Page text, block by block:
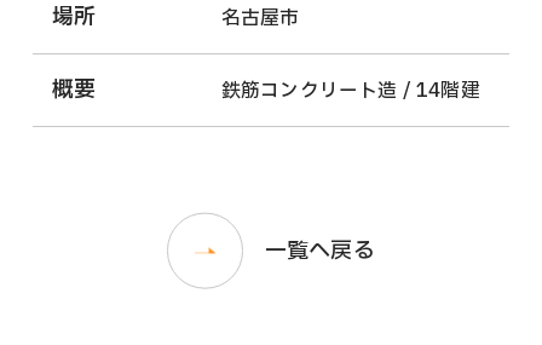
場所 名古屋市
概要 鉄筋コンクリート造 / 14階建
一覧へ戻る